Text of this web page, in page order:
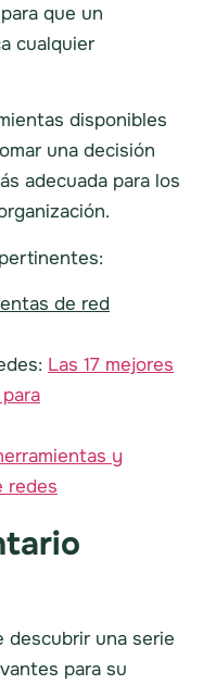
para que un
cualquier
disponibles
una decisión
adecuada para los
de red
Las 17 mejores
y
redes
descubrir una serie
para su